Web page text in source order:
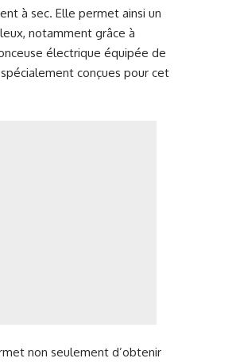
à sec. Elle permet ainsi un
notamment grâce à
électrique équipée de
conçues pour cet
non seulement d’obtenir